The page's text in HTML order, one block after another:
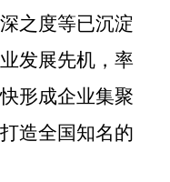
之度等已沉淀
发展先机，率
形成企业集聚
造全国知名的